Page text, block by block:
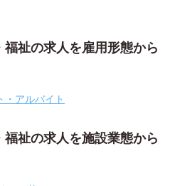
祉の求人を雇用形態から
・アルバイト
祉の求人を施設業態から